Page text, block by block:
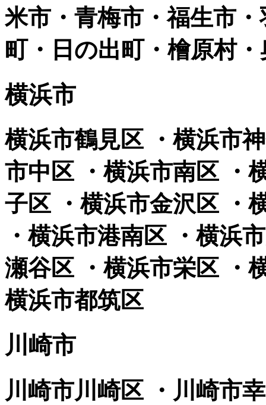
米市・青梅市・福生市
町・日の出町・檜原村
横浜市
横浜市鶴見区 ・横浜市
市中区 ・横浜市南区 ・
子区 ・横浜市金沢区 ・
・横浜市港南区 ・横浜
瀬谷区 ・横浜市栄区 ・
横浜市都筑区
川崎市
川崎市川崎区 ・川崎市